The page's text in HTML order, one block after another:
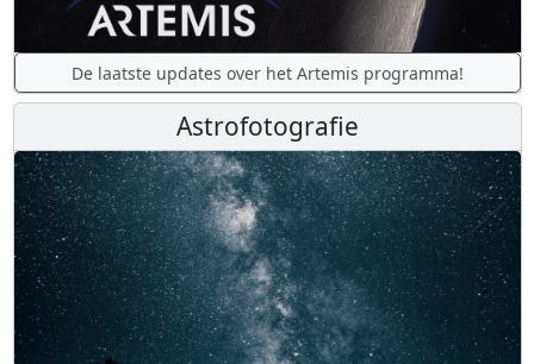
De laatste updates over het Artemis programma!
Astrofotografie